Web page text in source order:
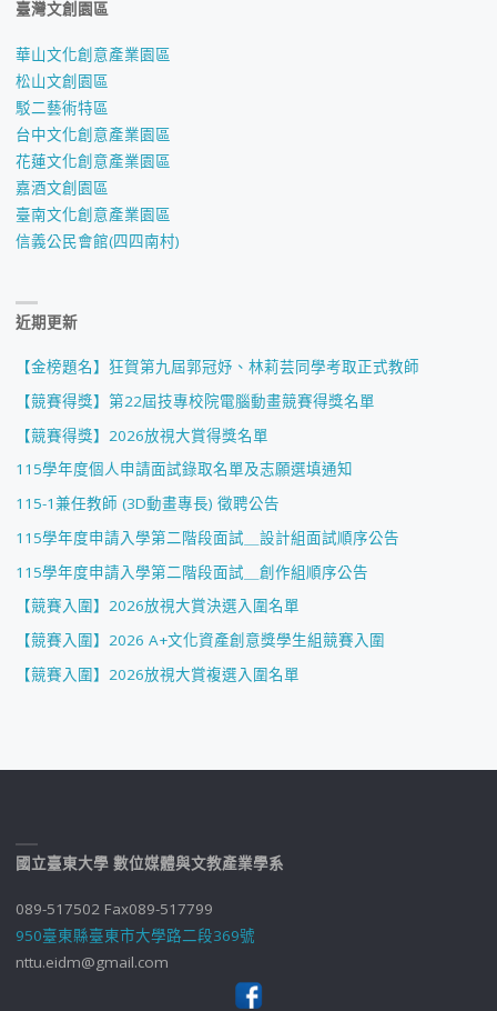
臺灣文創園區
華山文化創意產業園區
松山文創園區
駁二藝術特區
台中文化創意產業園區
花蓮文化創意產業園區
嘉酒文創園區
臺南文化創意產業園區
信義公民會館(四四南村)
近期更新
【金榜題名】狂賀第九屆郭冠妤、林莉芸同學考取正式教師
【競賽得獎】第22屆技專校院電腦動畫競賽得獎名單
【競賽得獎】2026放視大賞得獎名單
115學年度個人申請面試錄取名單及志願選填通知
115-1兼任教師 (3D動畫專長) 徵聘公告
115學年度申請入學第二階段面試＿設計組面試順序公告
115學年度申請入學第二階段面試＿創作組順序公告
【競賽入圍】2026放視大賞決選入圍名單
【競賽入圍】2026 A+文化資產創意獎學生組競賽入圍
【競賽入圍】2026放視大賞複選入圍名單
國立臺東大學 數位媒體與文教產業學系
089-517502 Fax089-517799
950臺東縣臺東市大學路二段369號
nttu.eidm@gmail.com